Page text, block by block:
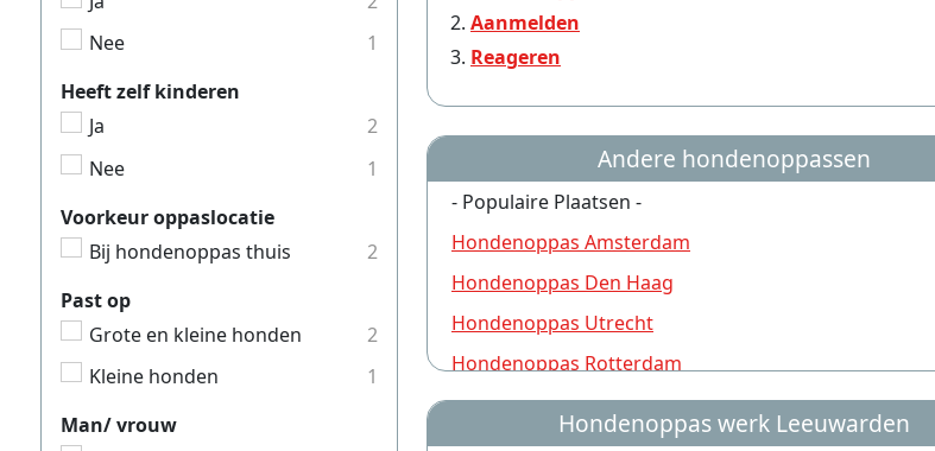
Aanmelden
Reageren
Andere hondenoppassen
- Populaire Plaatsen -
Hondenoppas Amsterdam
Hondenoppas Den Haag
Hondenoppas Utrecht
Hondenoppas Rotterdam
Hondenoppas Nijmegen
Hondenoppas Groningen
Hondenoppas werk Leeuwarden
Nee
1
Heeft zelf kinderen
Ja
2
Nee
1
Voorkeur oppaslocatie
Bij hondenoppas thuis
2
Past op
Grote en kleine honden
2
Kleine honden
1
Man/ vrouw